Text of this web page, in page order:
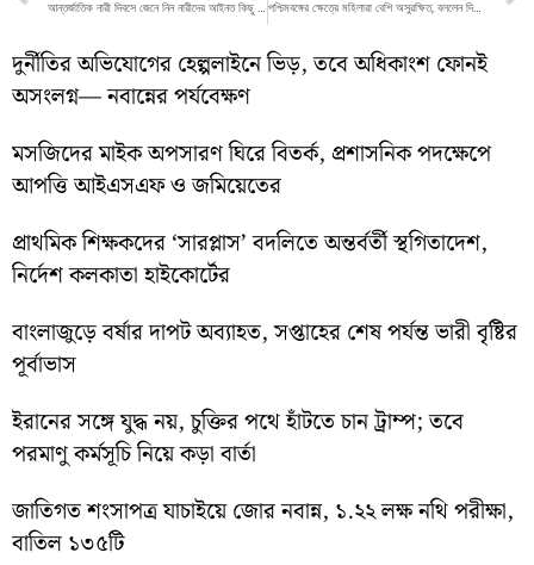
আন্তর্জাতিক নারী দিবসে জেনে নিন নারীদের আইনত কিছু অধিকার সম্পর্কে পশ্চিমবঙ্গের ক্ষেত্রে মহিলারা বেশি অসুরক্ষিত, বললেন দিলীপ ঘোষ
দুর্নীতির অভিযোগের হেল্পলাইনে ভিড়, তবে অধিকাংশ ফোনই
অসংলগ্ন— নবান্নের পর্যবেক্ষণ
মসজিদের মাইক অপসারণ ঘিরে বিতর্ক, প্রশাসনিক পদক্ষেপে
আপত্তি আইএসএফ ও জমিয়েতের
প্রাথমিক শিক্ষকদের ‘সারপ্লাস’ বদলিতে অন্তর্বর্তী স্থগিতাদেশ,
নির্দেশ কলকাতা হাইকোর্টের
বাংলাজুড়ে বর্ষার দাপট অব্যাহত, সপ্তাহের শেষ পর্যন্ত ভারী বৃষ্টির
পূর্বাভাস
ইরানের সঙ্গে যুদ্ধ নয়, চুক্তির পথে হাঁটতে চান ট্রাম্প; তবে
পরমাণু কর্মসূচি নিয়ে কড়া বার্তা
জাতিগত শংসাপত্র যাচাইয়ে জোর নবান্ন, ১.২২ লক্ষ নথি পরীক্ষা,
বাতিল ১৩৫টি